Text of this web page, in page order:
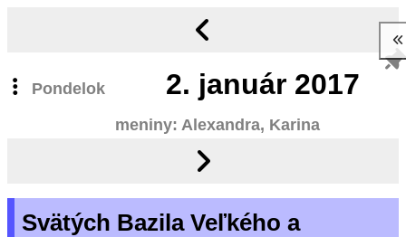
Pondelok 2. január 2017
meniny: Alexandra, Karina
Svätých Bazila Veľkého a